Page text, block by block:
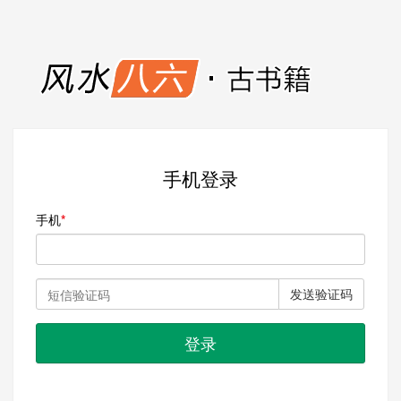
手机登录
手机
发送验证码
登录